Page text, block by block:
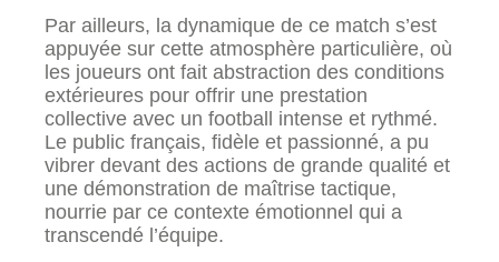
Par ailleurs, la dynamique de ce match s’est
appuyée sur cette atmosphère particulière, où
les joueurs ont fait abstraction des conditions
extérieures pour offrir une prestation
collective avec un football intense et rythmé.
Le public français, fidèle et passionné, a pu
vibrer devant des actions de grande qualité et
une démonstration de maîtrise tactique,
nourrie par ce contexte émotionnel qui a
transcendé l’équipe.